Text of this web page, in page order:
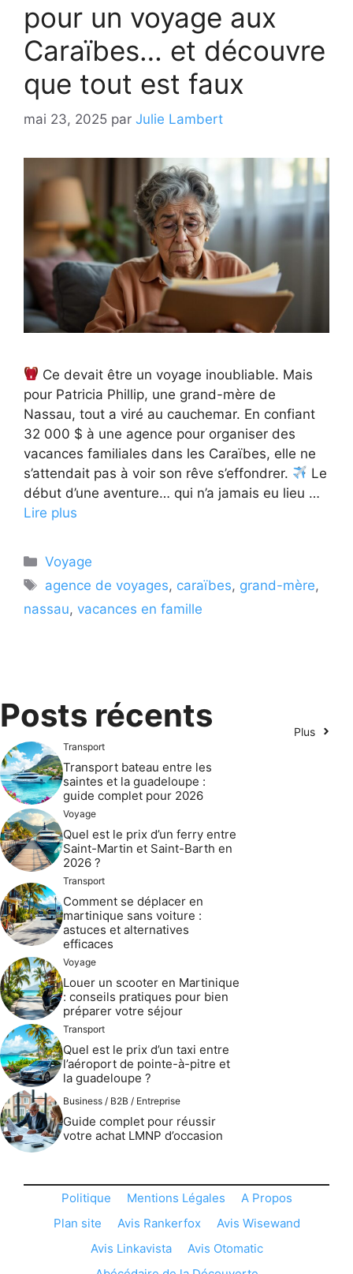
pour un voyage aux
Caraïbes… et découvre
que tout est faux
mai 23, 2025 par Julie Lambert
Ce devait être un voyage inoubliable. Mais
pour Patricia Phillip, une grand-mère de
Nassau, tout a viré au cauchemar. En confiant
32 000 $ à une agence pour organiser des
vacances familiales dans les Caraïbes, elle ne
s’attendait pas à voir son rêve s’effondrer.
Le
début d’une aventure… qui n’a jamais eu lieu …
Lire plus
Catégories
Voyage
Étiquettes
agence de voyages, caraïbes, grand-mère,
nassau, vacances en famille
Posts récents Plus
Transport
Transport bateau entre les
saintes et la guadeloupe :
guide complet pour 2026
Voyage
Quel est le prix d’un ferry entre
Saint-Martin et Saint-Barth en
2026 ?
Transport
Comment se déplacer en
martinique sans voiture :
astuces et alternatives
efficaces
Voyage
Louer un scooter en Martinique
: conseils pratiques pour bien
préparer votre séjour
Transport
Quel est le prix d’un taxi entre
l’aéroport de pointe-à-pitre et
la guadeloupe ?
Business / B2B / Entreprise
Guide complet pour réussir
votre achat LMNP d’occasion
Politique Mentions Légales
A Propos
Plan site
Avis Rankerfox
Avis Wisewand
Avis Linkavista
Avis Otomatic